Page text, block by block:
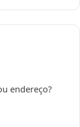
endereço?